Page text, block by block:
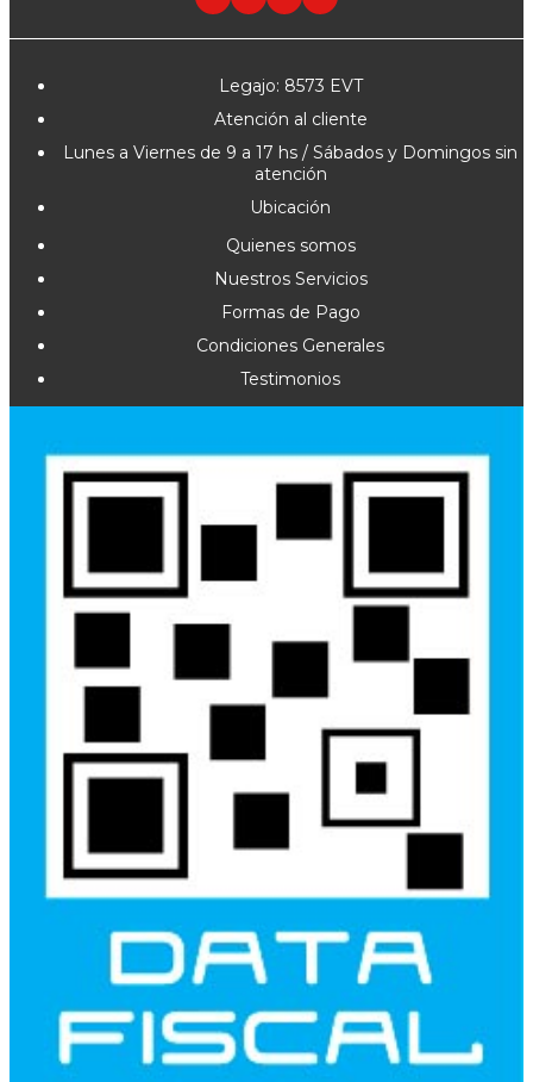
Legajo: 8573 EVT
Atención al cliente
Lunes a Viernes de 9 a 17 hs / Sábados y Domingos sin
atención
Ubicación
Quienes somos
Nuestros Servicios
Formas de Pago
Condiciones Generales
Testimonios